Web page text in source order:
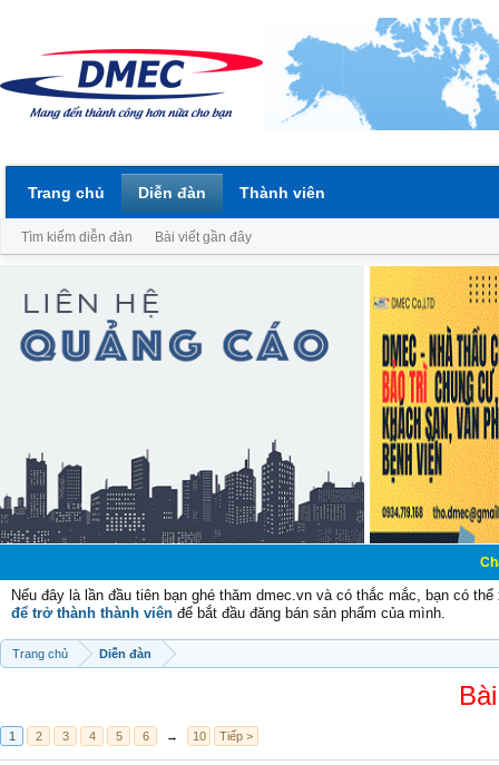
Chào mừng
Nếu đây là lần đầu tiên bạn ghé thăm dmec.vn và có thắc mắc, bạn có
để trở thành thành viên để bắt đầu đăng bán sản phẩm của mình.
Trang chủ Diễn đàn
1 2 3 4 5 6 → 10 Tiếp >
Trang chủ Diễn đàn
Tìm kiếm diễn đàn Bài viết gần đây
Thành viên